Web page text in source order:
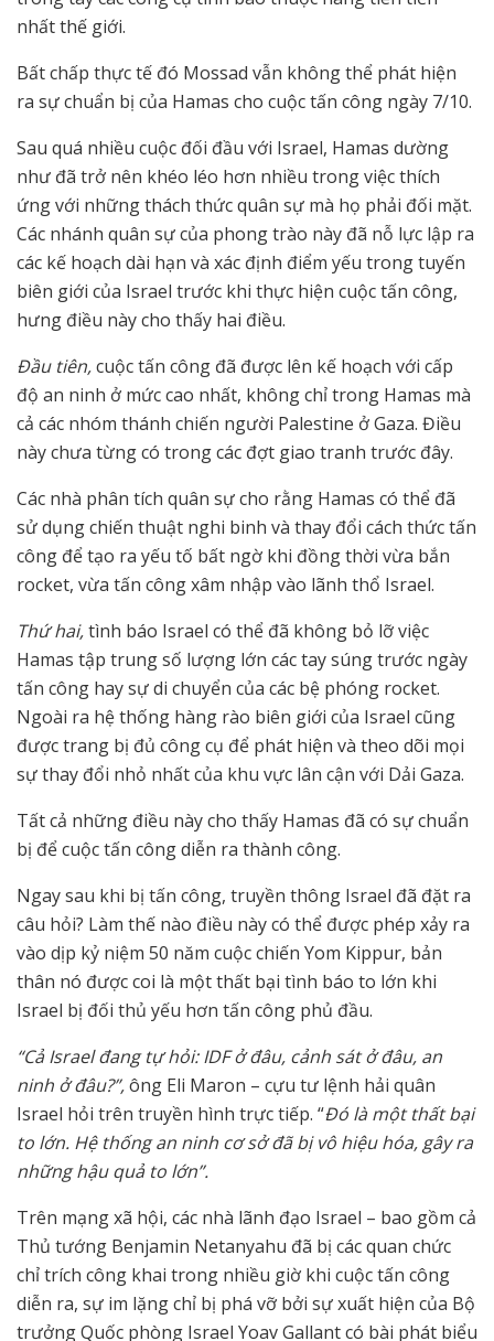
nhất thế giới.
Bất chấp thực tế đó Mossad vẫn không thể phát hiện
ra sự chuẩn bị của Hamas cho cuộc tấn công ngày 7/10.
Sau quá nhiều cuộc đối đầu với Israel, Hamas dường
như đã trở nên khéo léo hơn nhiều trong việc thích
ứng với những thách thức quân sự mà họ phải đối mặt.
Các nhánh quân sự của phong trào này đã nỗ lực lập ra
các kế hoạch dài hạn và xác định điểm yếu trong tuyến
biên giới của Israel trước khi thực hiện cuộc tấn công,
hưng điều này cho thấy hai điều.
Đầu tiên,cuộc tấn công đã được lên kế hoạch với cấp
độ an ninh ở mức cao nhất, không chỉ trong Hamas mà
cả các nhóm thánh chiến người Palestine ở Gaza. Điều
này chưa từng có trong các đợt giao tranh trước đây.
Các nhà phân tích quân sự cho rằng Hamas có thể đã
sử dụng chiến thuật nghi binh và thay đổi cách thức tấn
công để tạo ra yếu tố bất ngờ khi đồng thời vừa bắn
rocket, vừa tấn công xâm nhập vào lãnh thổ Israel.
Thứ hai,tình báo Israel có thể đã không bỏ lỡ việc
Hamas tập trung số lượng lớn các tay súng trước ngày
tấn công hay sự di chuyển của các bệ phóng rocket.
Ngoài ra hệ thống hàng rào biên giới của Israel cũng
được trang bị đủ công cụ để phát hiện và theo dõi mọi
sự thay đổi nhỏ nhất của khu vực lân cận với Dải Gaza.
Tất cả những điều này cho thấy Hamas đã có sự chuẩn
bị để cuộc tấn công diễn ra thành công.
Ngay sau khi bị tấn công, truyền thông Israel đã đặt ra
câu hỏi? Làm thế nào điều này có thể được phép xảy ra
vào dịp kỷ niệm 50 năm cuộc chiến Yom Kippur, bản
thân nó được coi là một thất bại tình báo to lớn khi
Israel bị đối thủ yếu hơn tấn công phủ đầu.
“Cả Israel đang tự hỏi: IDF ở đâu, cảnh sát ở đâu, an
ninh ở đâu?”,ông Eli Maron – cựu tư lệnh hải quân
Israel hỏi trên truyền hình trực tiếp. “Đó là một thất bại
to lớn. Hệ thống an ninh cơ sở đã bị vô hiệu hóa, gây ra
những hậu quả to lớn”.
Trên mạng xã hội, các nhà lãnh đạo Israel – bao gồm cả
Thủ tướng Benjamin Netanyahu đã bị các quan chức
chỉ trích công khai trong nhiều giờ khi cuộc tấn công
diễn ra, sự im lặng chỉ bị phá vỡ bởi sự xuất hiện của Bộ
trưởng Quốc phòng Israel Yoav Gallant có bài phát biểu